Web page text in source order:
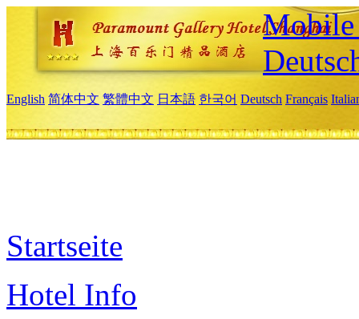
Mobile
English 简体中文 繁體中文 日本語 한국어 Deutsch Français
Startseite
Hotel Info